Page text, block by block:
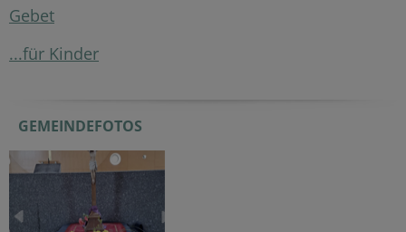
Gebet
...für Kinder
GEMEINDEFOTOS